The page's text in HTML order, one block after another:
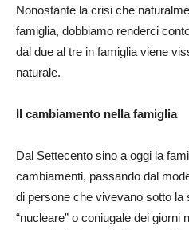
Nonostante la crisi che
famiglia, dobbiamo renderci
dal due al tre in famiglia viene
naturale.
Il cambiamento nella famiglia
Dal Settecento sino a oggi la
cambiamenti, passando dal
di persone che vivevano sotto la
“nucleare” o coniugale dei